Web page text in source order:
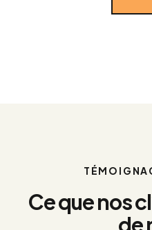
Ce que nos
de